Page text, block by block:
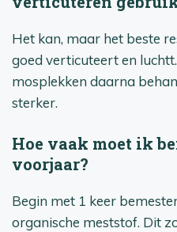
Het kan, maar het beste
goed verticuteert en
mosplekken daarna
sterker.
Hoe vaak moet ik
voorjaar?
Begin met 1 keer
organische meststof. Dit